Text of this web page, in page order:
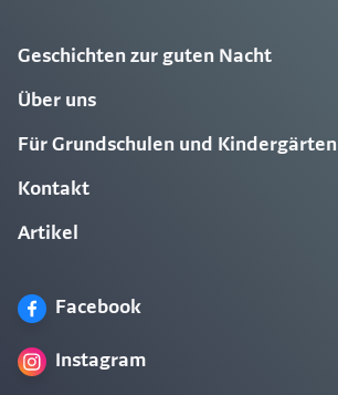
Geschichten zur guten Nacht
Über uns
Für Grundschulen und Kindergärten
Kontakt
Artikel
Facebook
Instagram